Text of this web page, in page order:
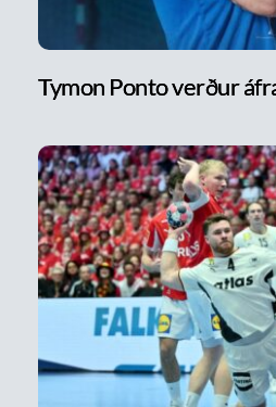
Tymon Ponto verður